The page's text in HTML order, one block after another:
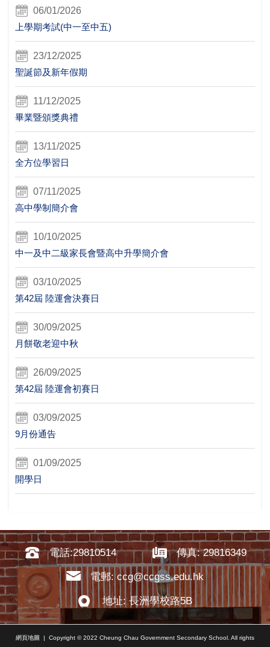
06/01/2026
上學期考試(中一至中五)
23/12/2025
聖誕節及新年假期
11/12/2025
畢業暨頒獎典禮
13/11/2025
全方位學習日
07/11/2025
高中學制簡介會
10/10/2025
中一及中二級家長會暨高中升學簡介會
03/10/2025
第42屆 陸運會決賽日
30/09/2025
月餅敬老迎中秋
26/09/2025
第42屆 陸運會初賽日
03/09/2025
9月份通告
01/09/2025
開學日
電話:29810514 傳真: 29816349
電郵: ccg@ccgss.edu.hk
地址: 長洲學校路5B
網頁地圖 | Copyright © 2022 Cheung Chau Government Secondary School. All rights